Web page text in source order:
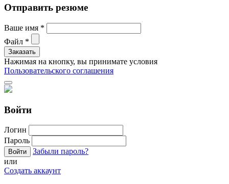
Отправить резюме
Ваше имя *
Файл *
Нажимая на кнопку, вы принимате условия
Пользовательского соглашения
Войти
Логин
Пароль
Забыли пароль?
или
Создать аккаунт